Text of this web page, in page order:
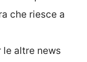
che riesce a
le altre news